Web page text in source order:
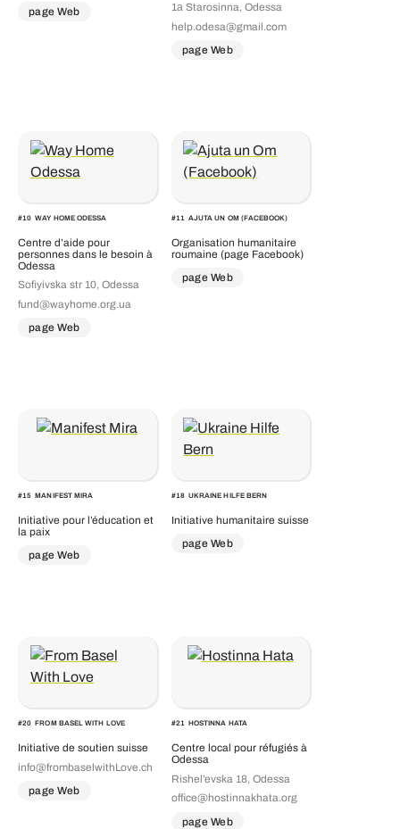
page Web
1а Starosinna, Odessa
help.odesa@gmail.com
page Web
#10 WAY HOME ODESSA
Centre d’aide pour
personnes dans le besoin à
Odessa
Sofiyivska str 10, Odessa
fund@wayhome.org.ua
page Web
#11 AJUTA UN OM (FACEBOOK)
Organisation humanitaire
roumaine (page Facebook)
page Web
#15 MANIFEST MIRA
Initiative pour l’éducation et
la paix
page Web
#18 UKRAINE HILFE BERN
Initiative humanitaire suisse
page Web
#20 FROM BASEL WITH LOVE
Initiative de soutien suisse
info@frombaselwithLove.ch
page Web
#21 HOSTINNA HATA
Centre local pour réfugiés à
Odessa
Rishel’evska 18, Odessa
office@hostinnakhata.org
page Web